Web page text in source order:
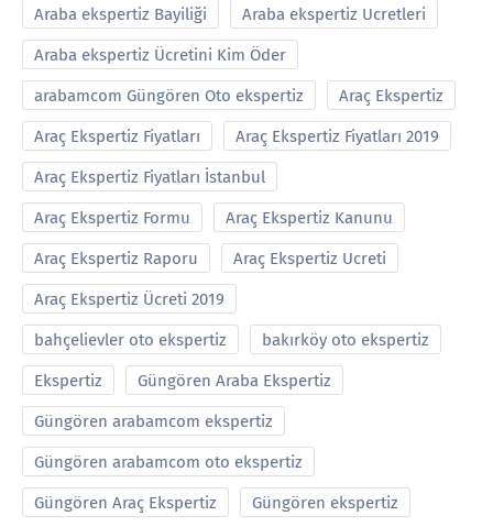
Araba ekspertiz Bayiliği Araba ekspertiz Ucretleri
Araba ekspertiz Ücretini Kim Öder
arabamcom Güngören Oto ekspertiz Araç Ekspertiz
Araç Ekspertiz Fiyatları Araç Ekspertiz Fiyatları 2019
Araç Ekspertiz Fiyatları İstanbul
Araç Ekspertiz Formu Araç Ekspertiz Kanunu
Araç Ekspertiz Raporu Araç Ekspertiz Ucreti
Araç Ekspertiz Ücreti 2019
bahçelievler oto ekspertiz bakırköy oto ekspertiz
Ekspertiz Güngören Araba Ekspertiz
Güngören arabamcom ekspertiz
Güngören arabamcom oto ekspertiz
Güngören Araç Ekspertiz Güngören ekspertiz